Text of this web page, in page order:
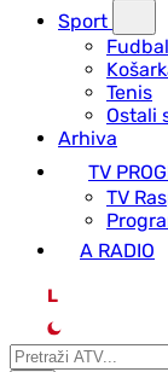
Sport
Fudbal
Tenis
Ostali
Arhiva
TV
ТV
A RADIO
L